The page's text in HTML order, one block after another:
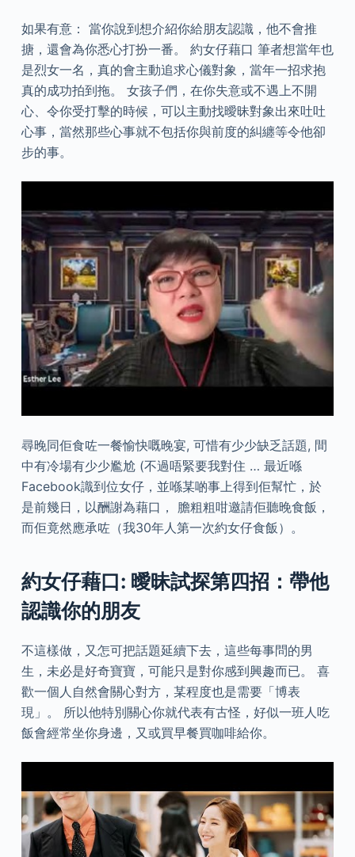
如果有意： 當你說到想介紹你給朋友認識，他不會推
搪，還會為你悉心打扮一番。 約女仔藉口 筆者想當年也
是烈女一名，真的會主動追求心儀對象，當年一招求抱
真的成功拍到拖。 女孩子們，在你失意或不遇上不開
心、令你受打擊的時候，可以主動找曖昧對象出來吐吐
心事，當然那些心事就不包括你與前度的糾纏等令他卻
步的事。
尋晚同佢食咗一餐愉快嘅晚宴, 可惜有少少缺乏話題, 間
中有冷場有少少尷尬 (不過唔緊要我對住 … 最近喺
Facebook識到位女仔，並喺某啲事上得到佢幫忙，於
是前幾日，以酬謝為藉口， 膽粗粗咁邀請佢聽晚食飯，
而佢竟然應承咗（我30年人第一次約女仔食飯）。
約女仔藉口: 曖昧試探第四招：帶他
認識你的朋友
不這樣做，又怎可把話題延續下去，這些每事問的男
生，未必是好奇寶寶，可能只是對你感到興趣而已。 喜
歡一個人自然會關心對方，某程度也是需要「博表
現」。 所以他特別關心你就代表有古怪，好似一班人吃
飯會經常坐你身邊，又或買早餐買咖啡給你。